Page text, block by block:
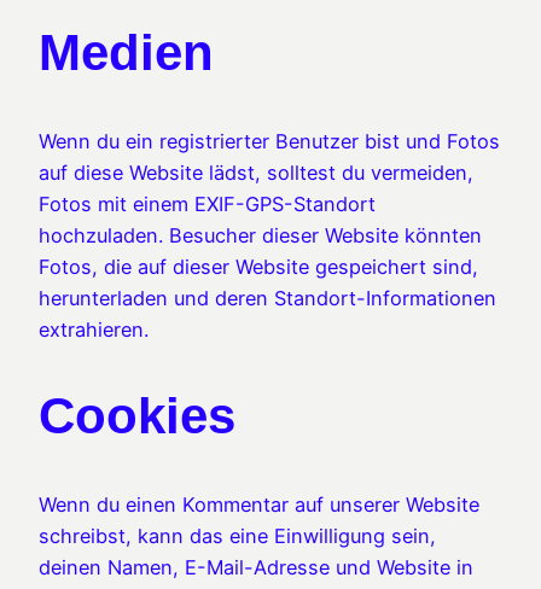
Medien
Wenn du ein registrierter Benutzer bist und Fotos
auf diese Website lädst, solltest du vermeiden,
Fotos mit einem EXIF-GPS-Standort
hochzuladen. Besucher dieser Website könnten
Fotos, die auf dieser Website gespeichert sind,
herunterladen und deren Standort-Informationen
extrahieren.
Cookies
Wenn du einen Kommentar auf unserer Website
schreibst, kann das eine Einwilligung sein,
deinen Namen, E-Mail-Adresse und Website in